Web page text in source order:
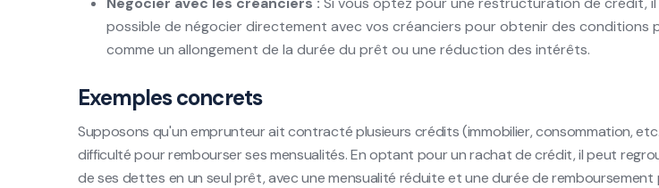
possible de négocier directement avec vos créanciers pour obtenir des conditions
comme un allongement de la durée du prêt ou une réduction des intérêts.
Exemples concrets
Supposons qu'un emprunteur ait contracté plusieurs crédits (immobilier, consommation,
difficulté pour rembourser ses mensualités. En optant pour un rachat de crédit, il peut
de ses dettes en un seul prêt, avec une mensualité réduite et une durée de remboursement